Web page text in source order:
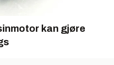
kan gjøre